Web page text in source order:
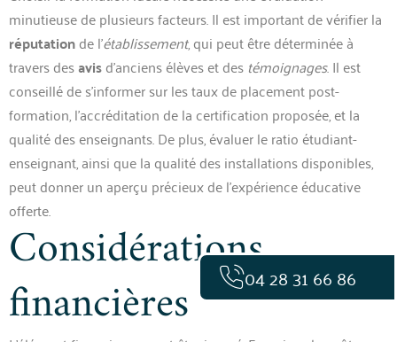
minutieuse de plusieurs facteurs. Il est important de vérifier la
réputationde l’établissement, qui peut être déterminée à
travers desavisd’anciens élèves et des témoignages. Il est
conseillé de s’informer sur les taux de placement post-
formation, l’accréditation de la certification proposée, et la
qualité des enseignants. De plus, évaluer le ratio étudiant-
enseignant, ainsi que la qualité des installations disponibles,
peut donner un aperçu précieux de l’expérience éducative
offerte.
Considérations
financières 04 28 31 66 86